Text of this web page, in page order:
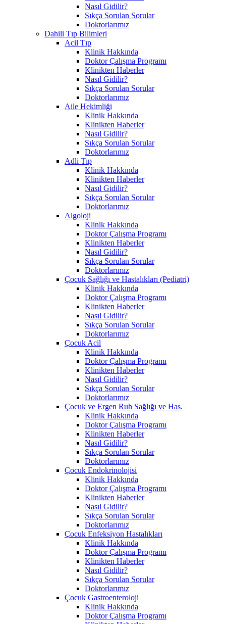
Nasıl Gidilir?
Sıkça Sorulan Sorular
Doktorlarımız
Dahili Tıp Bilimleri
Acil Tıp
Klinik Hakkında
Doktor Çalışma Programı
Klinikten Haberler
Nasıl Gidilir?
Sıkça Sorulan Sorular
Doktorlarımız
Aile Hekimliği
Klinik Hakkında
Klinikten Haberler
Nasıl Gidilir?
Sıkça Sorulan Sorular
Doktorlarımız
Adli Tıp
Klinik Hakkında
Klinikten Haberler
Nasıl Gidilir?
Sıkça Sorulan Sorular
Doktorlarımız
Algoloji
Klinik Hakkında
Doktor Çalışma Programı
Klinikten Haberler
Nasıl Gidilir?
Sıkça Sorulan Sorular
Doktorlarımız
Çocuk Sağlığı ve Hastalıkları (Pediatri)
Klinik Hakkında
Doktor Çalışma Programı
Klinikten Haberler
Nasıl Gidilir?
Sıkça Sorulan Sorular
Doktorlarımız
Çocuk Acil
Klinik Hakkında
Doktor Çalışma Programı
Klinikten Haberler
Nasıl Gidilir?
Sıkça Sorulan Sorular
Doktorlarımız
Çocuk ve Ergen Ruh Sağlığı ve Has.
Klinik Hakkında
Doktor Çalışma Programı
Klinikten Haberler
Nasıl Gidilir?
Sıkça Sorulan Sorular
Doktorlarımız
Çocuk Endokrinolojisi
Klinik Hakkında
Doktor Çalışma Programı
Klinikten Haberler
Nasıl Gidilir?
Sıkça Sorulan Sorular
Doktorlarımız
Çocuk Enfeksiyon Hastalıkları
Klinik Hakkında
Doktor Çalışma Programı
Klinikten Haberler
Nasıl Gidilir?
Sıkça Sorulan Sorular
Doktorlarımız
Çocuk Gastroenteroloji
Klinik Hakkında
Doktor Çalışma Programı